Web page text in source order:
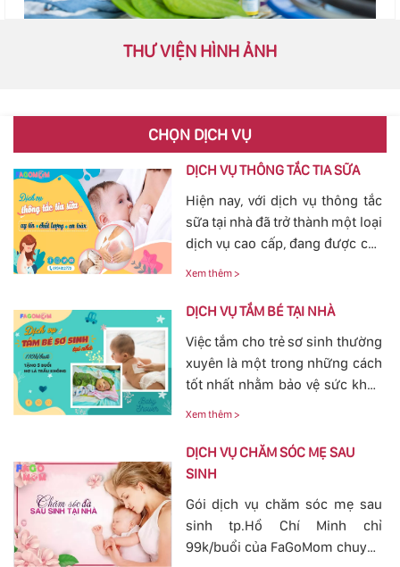
THƯ VIỆN HÌNH ẢNH
CHỌN DỊCH VỤ
DỊCH VỤ THÔNG TẮC TIA SỮA
Hiện nay, với dịch vụ thông tắc
sữa tại nhà đã trở thành một loại
dịch vụ cao cấp, đang được các
phổ biến. Với việc thông tắc tia
chóng thông tia sữa, giảm bớt
các cơn đau cương cứng tại
vùng bầu vú, đảm bảo cho
nguồn sữa về đều cho bé bú.
Xem thêm >
DỊCH VỤ TẮM BÉ TẠI NHÀ
Việc tắm cho trẻ sơ sinh thường
xuyên là một trong những cách
tốt nhất nhằm bảo vệ sức khỏe
Bởi vậy, nhu cầu tắm cho trẻ sơ
sinh ngày càn lớn, với dịch vụ
FaGoMom cung cấp tới các mẹ
không cần phải lo nghĩ về
chuyện massage và tắm cho
Xem thêm >
DỊCH VỤ CHĂM SÓC MẸ SAU
SINH
Gói dịch vụ chăm sóc mẹ sau
sinh tp.Hồ Chí Minh chỉ
99k/buổi của FaGoMom chuyên